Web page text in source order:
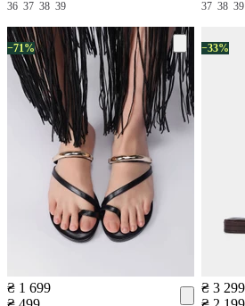
36 37 38 39 3738
−71%
₴ 1 699
−33%
₴ 3 299